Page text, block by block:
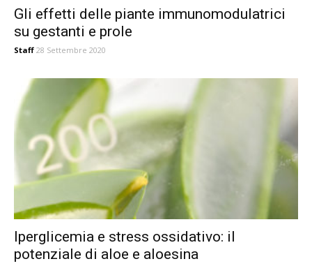
Gli effetti delle piante immunomodulatrici
su gestanti e prole
Staff 28 Settembre 2020
Iperglicemia e stress ossidativo: il
potenziale di aloe e aloesina